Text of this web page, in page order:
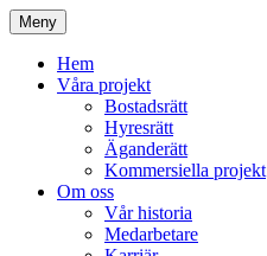
Meny
Hem
Våra projekt
Bostadsrätt
Hyresrätt
Äganderätt
Kommersiella projekt
Om oss
Vår historia
Medarbetare